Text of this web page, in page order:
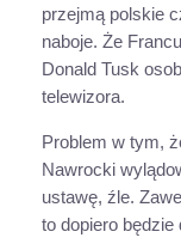
przejmą polskie
naboje. Że
Donald Tusk
telewizora.
Problem w tym,
Nawrocki
ustawę, źle.
to dopiero będzie